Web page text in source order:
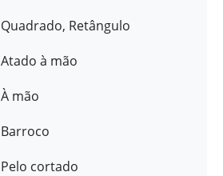
Quadrado, Retângulo
Atado à mão
À mão
Barroco
Pelo cortado